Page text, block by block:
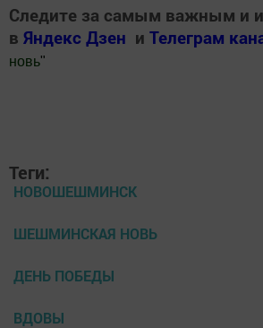
Следите за самым важным и
в Яндекс Дзен и Телеграм
новь"
Теги:
НОВОШЕШМИНСК
ШЕШМИНСКАЯ НОВЬ
ДЕНЬ ПОБЕДЫ
ВДОВЫ